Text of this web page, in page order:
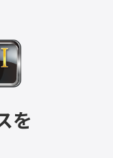
を